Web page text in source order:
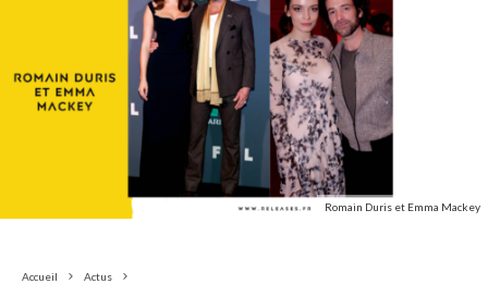
Romain Duris et Emma Mackey
Accueil
Actus